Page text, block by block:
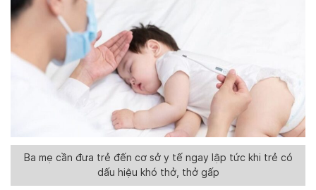
Ba mẹ cần đưa trẻ đến cơ sở y tế ngay lập tức khi trẻ có
dấu hiệu khó thở, thở gấp